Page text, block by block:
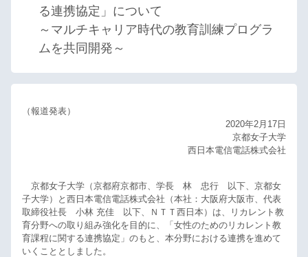
る連携協定」について
～マルチキャリア時代の教育訓練プログラ
ムを共同開発～
（報道発表）
2020年2月17日
京都女子大学
西日本電信電話株式会社
京都女子大学（京都府京都市、学長 林 忠行 以下、京都女
子大学）と西日本電信電話株式会社（本社：大阪府大阪市、代表
取締役社長 小林 充佳 以下、ＮＴＴ西日本）は、リカレント教
育分野への取り組み強化を目的に、「女性のためのリカレント教
育課程に関する連携協定」のもと、本分野における連携を進めて
いくこととしました。